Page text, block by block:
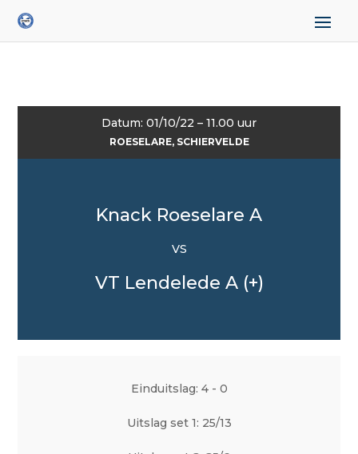
Datum: 01/10/22 – 11.00 uur
ROESELARE, SCHIERVELDE
Knack Roeselare A
VS
VT Lendelede A (+)
Einduitslag: 4 - 0
Uitslag set 1: 25/13